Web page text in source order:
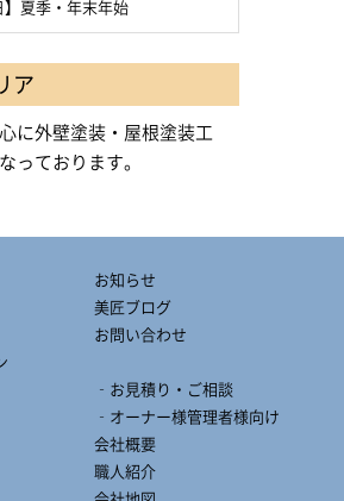
】夏季・年末年始
ア
に外壁塗装・屋根塗装工
っております。
お知らせ
美匠ブログ
お問い合わせ
‐お見積り・ご相談
‐オーナー様管理者様向け
会社概要
職人紹介